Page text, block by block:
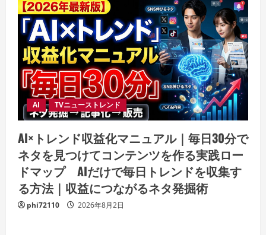
AI TVニューストレンド
AI×トレンド収益化マニュアル｜毎日30分で
ネタを見つけてコンテンツを作る実践ロー
ドマップ AIだけで毎日トレンドを収集す
る方法｜収益につながるネタ発掘術
phi72110 2026年8月2日